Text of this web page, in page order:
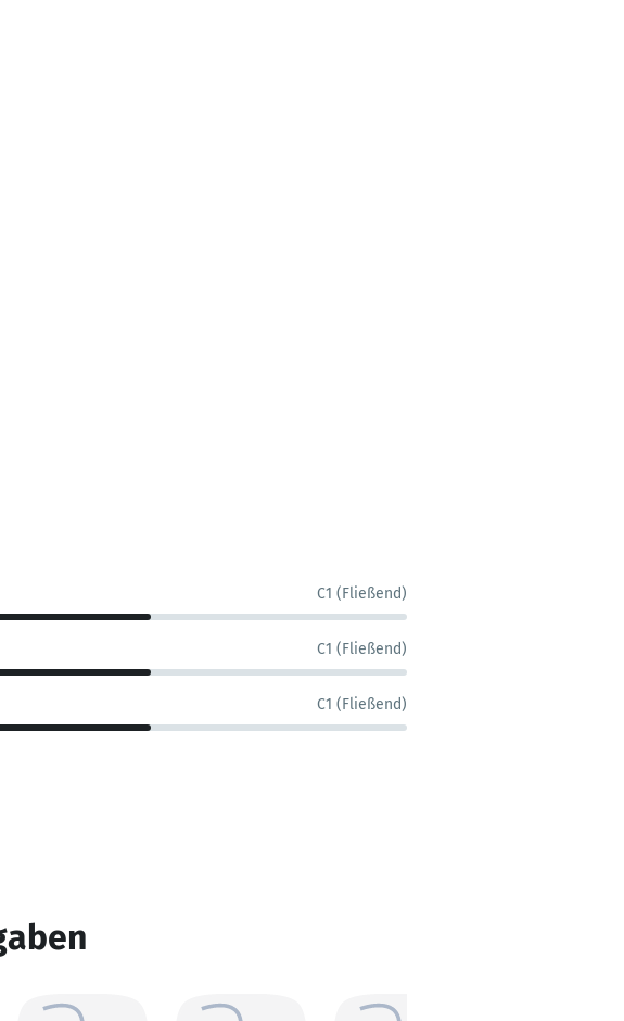
C1 (Fließend)
C1 (Fließend)
C1 (Fließend)